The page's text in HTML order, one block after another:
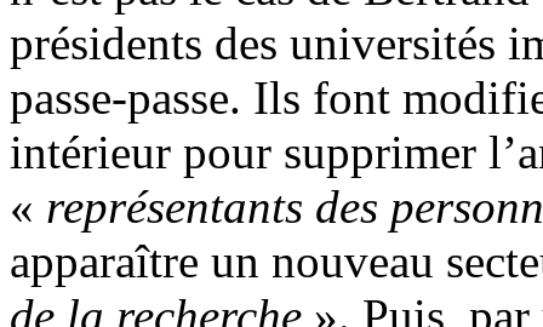
présidents des universités
passe-passe. Ils font
intérieur pour supprimer
« représentants des
apparaître un nouveau
de la recherche ». Puis,